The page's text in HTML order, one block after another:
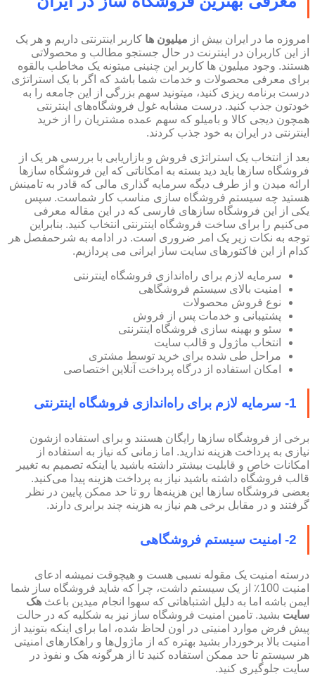
امروزه ما در ایران بیش از میلیون ها کاربر اینترنتی داریم و هر یک
از این کاربران در اینترنت در حال جستجو مطالب و محصولاتی
هستند. وجود میلیون ها کاربر این چنینی میتونه یک مخاطب بالقوه
برای معرفی محصولات و خدمات شما باشد که اگر با یک استراتژی
درست برنامه ریزی کنید، میتونید سهم بزرگی از این جامعه را به
خودتون جذب کنید. درست مشابه غول فروشگاه‌های اینترنتی
همچون دیجی کالا و بامیلو که سهم عمده مشتریان را از خرید
اینترنتی در ایران به خود جذب کردند.
بعد از انتخاب یک استراتژی فروش و بازاریابی با بررسی هر یک از
فروشگاه سازها باید دید بسته به امکاناتی که این فروشگاه سازها
ارائه میدن و از طرف دیگه سرمایه گذاری مالی که قادر به تامینش
هستید چه سیستم فروشگاه سازی مناسب کار شماست. سپس
یکی از این فروشگاه سازهای فارسی که در این مقاله معرفی
می‌کنیم را برای ساخت فروشگاه اینترنتی انتخاب کنید. بنابراین
توجه به نکات زیر یک امر ضروری است. در ادامه به شرحمفصل هر
کدام از این فاکتورهای سایت ساز ایرانی می پردازیم.
سرمایه لازم برای راه‌اندازی فروشگاه اینترنتی
امنیت بالای سیستم فروشگاهی
نوع فروش محصولات
پشتیبانی و خدمات پس از فروش
سئو و بهینه سازی فروشگاه اینترنتی
انتخاب ماژول و قالب سایت
مراحل طی شده برای خرید توسط مشتری
امکان استفاده از درگاه پرداخت آنلاین اختصاصی
1- سرمایه لازم برای راه‌اندازی فروشگاه اینترنتی
برخی از فروشگاه سازها رایگان هستند و برای استفاده ازشون
نیازی به پرداخت هزینه ندارید. اما زمانی که نیاز به استفاده از
امکانات خاص و قابلیت بیشتر داشته باشید یا اینکه تصمیم به تغییر
قالب فروشگاه داشته باشید نیاز به پرداخت هزینه پیدا می‌کنید.
بعضی فروشگاه سازها این هزینه‌ها رو تا حد ممکن پایین در نظر
گرفتند و در مقابل برخی هم نیاز به هزینه چند برابری دارند.
2- امنیت سیستم فروشگاهی
درسته امنیت یک مقوله نسبی هست و هیچوقت نمیشه ادعای
امنیت 100٪ از یک سیستم داشت، چرا که شاید فروشگاه ساز شما
ایمن باشه اما به دلیل اشتباهاتی که سهوا انجام میدین باعث هک
سایت بشید. تامین امنیت فروشگاه ساز نیز به شکلیه که در حالت
پیش فرض موارد امنیتی در اون لحاظ شده، اما برای اینکه بتونید از
امنیت بالا برخوردار بشید بهتره که از ماژول‌ها و راهکارهای امنیتی
هر سیستم تا حد ممکن استفاده کنید تا از هرگونه هک و نفوذ در
سایت جلوگیری کنید.